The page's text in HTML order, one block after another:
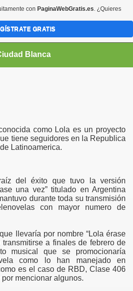
Blanca
como Lola es un proyecto
tiene seguidores en la Republica
Latinoamerica.
del éxito que tuvo la versión
una vez” titulado en Argentina
durante toda su transmisión
con mayor numero de
llevaría por nombre “Lola érase
transmitirse a finales de febrero de
musical que se promocionaría
como lo han manejado en
es el caso de RBD, Clase 406
mencionar algunos.
con PaginaWebGratis.es. ¿Quieres
GRATIS